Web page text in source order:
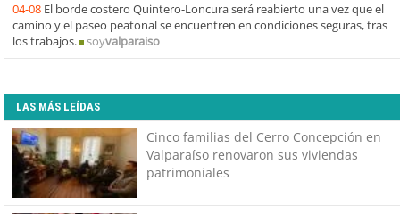
04-08 El borde costero Quintero-Loncura será reabierto una vez que el
camino y el paseo peatonal se encuentren en condiciones seguras, tras
los trabajos.
soyvalparaiso
LAS MÁS LEÍDAS
Cinco familias del Cerro Concepción en
Valparaíso renovaron sus viviendas
patrimoniales